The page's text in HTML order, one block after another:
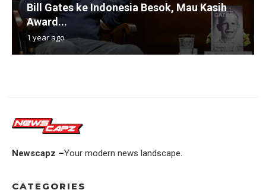
Bill Gates ke Indonesia Besok, Mau Kasih
Award...
1 year ago
Newscapz –Your modern news landscape.
CATEGORIES